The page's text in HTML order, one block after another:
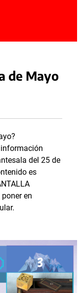
de Mayo
del 25 de
es
en